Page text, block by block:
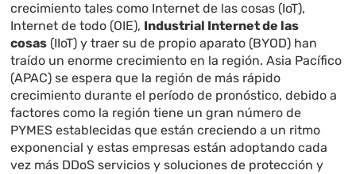
crecimiento tales como Internet de las cosas (IoT),
Internet de todo (OIE), Industrial Internet de las
cosas (IIoT) y traer su de propio aparato (BYOD) han
traído un enorme crecimiento en la región. Asia Pacífico
(APAC) se espera que la región de más rápido
crecimiento durante el período de pronóstico, debido a
factores como la región tiene un gran número de
PYMES establecidas que están creciendo a un ritmo
exponencial y estas empresas están adoptando cada
vez más DDoS servicios y soluciones de protección y